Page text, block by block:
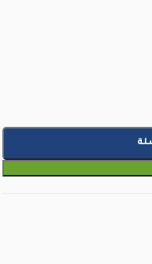
نازيلكوي - 460 غرام